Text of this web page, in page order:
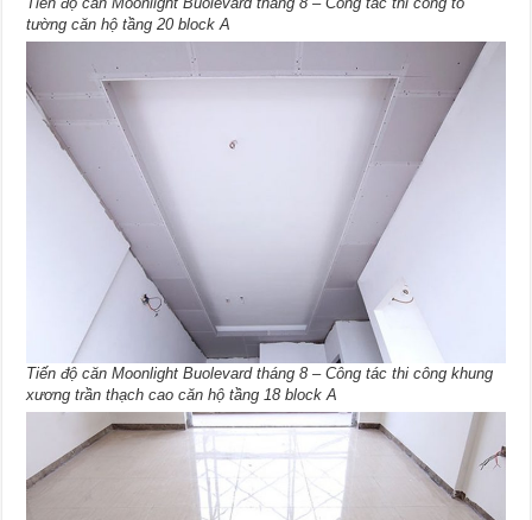
tường căn hộ tầng 20 block A
Tiến độ căn Moonlight Buolevard tháng 8 – Công tác thi công khung
xương trần thạch cao căn hộ tầng 18 block A